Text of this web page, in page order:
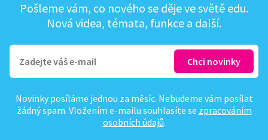
Pošleme vám, co nového se děje ve světě edu.
Nová videa, témata, funkce a další.
Novinky posíláme jednou za měsíc. Nebudeme vám posílat
žádný spam. Vložením e-mailu souhlasíte se zpracováním
osobních údajů.